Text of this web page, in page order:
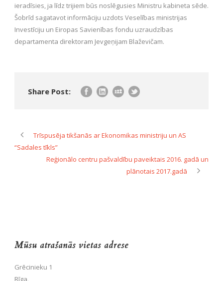
ieradīsies, ja līdz trijiem būs noslēgusies Ministru kabineta sēde.
Šobrīd sagatavot informāciju uzdots Veselības ministrijas
Investīciju un Eiropas Savienības fondu uzraudzības
departamenta direktoram Jevgeņijam Blaževičam.
Share Post:
Trīspusēja tikšanās ar Ekonomikas ministriju un AS
“Sadales tīkls”
Reģionālo centru pašvaldību paveiktais 2016. gadā un
plānotais 2017.gadā
Mūsu atrašanās vietas adrese
Grēcinieku 1
Rīga,